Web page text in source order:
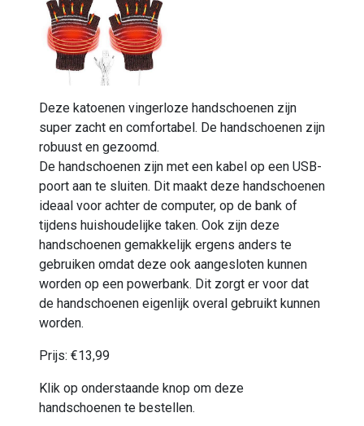
Deze katoenen vingerloze handschoenen zijn
super zacht en comfortabel. De handschoenen zijn
robuust en gezoomd.
De handschoenen zijn met een kabel op een USB-
poort aan te sluiten. Dit maakt deze handschoenen
ideaal voor achter de computer, op de bank of
tijdens huishoudelijke taken. Ook zijn deze
handschoenen gemakkelijk ergens anders te
gebruiken omdat deze ook aangesloten kunnen
worden op een powerbank. Dit zorgt er voor dat
de handschoenen eigenlijk overal gebruikt kunnen
worden.
Prijs: €13,99
Klik op onderstaande knop om deze
handschoenen te bestellen.